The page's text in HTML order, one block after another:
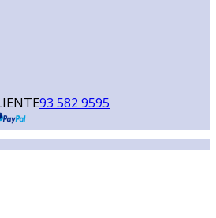
93 582 9595